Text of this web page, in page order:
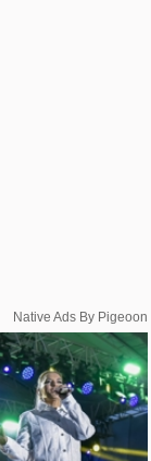
Native Ads By Pigeoon